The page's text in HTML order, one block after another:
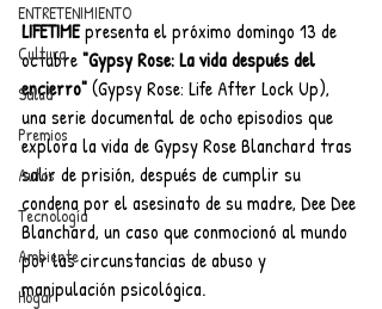
ENTRETENIMIENTO
Cultura
Salud
Premios
Autos
Tecnología
Ambiente
Hogar
LIFETIME presenta el próximo domingo 13 de
octubre "Gypsy Rose: La vida después del
encierro" (Gypsy Rose: Life After Lock Up),
una serie documental de ocho episodios que
explora la vida de Gypsy Rose Blanchard tras
salir de prisión, después de cumplir su
condena por el asesinato de su madre, Dee Dee
Blanchard, un caso que conmocionó al mundo
por las circunstancias de abuso y
manipulación psicológica.